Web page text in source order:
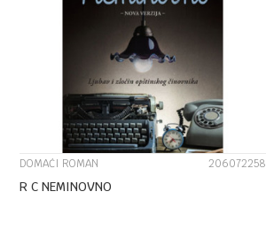
UPOREDI
DOMAĆI ROMAN 206072258
R C NEMINOVNO